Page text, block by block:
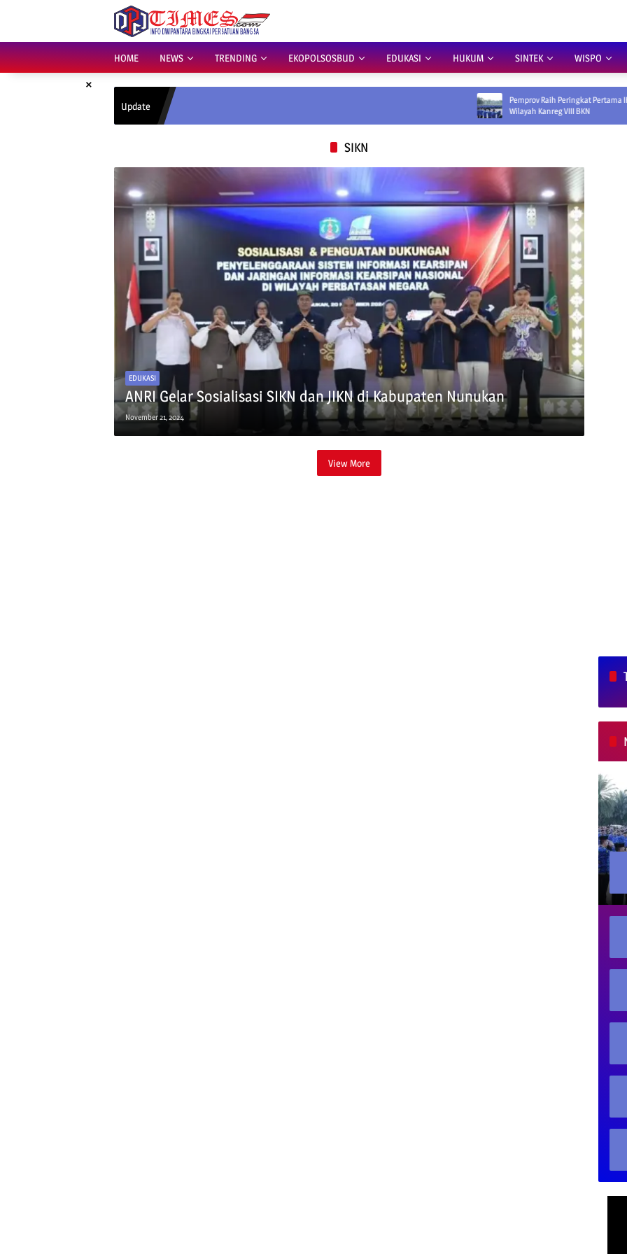
HOME
NEWS TRENDING EKOPOLSOSBUD EDUKASI HUKUM SINTEK WISPO
×
Update
Pemprov Raih Peringkat Pertama IKADA 2026 di
Wilayah Kanreg VIII BKN
SIKN
EDUKASI
ANRI Gelar Sosialisasi SIKN dan JIKN di Kabupaten Nunukan
November 21, 2024
View More